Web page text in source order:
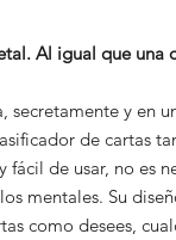
Al igual que una
secretamente y en
de cartas
fácil de usar, no es
mentales. Su
como desees,